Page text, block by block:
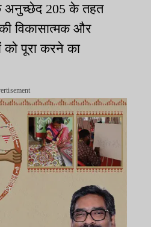
अनुच्छेद 205 के तहत
विकासात्मक और
पूरा करने का